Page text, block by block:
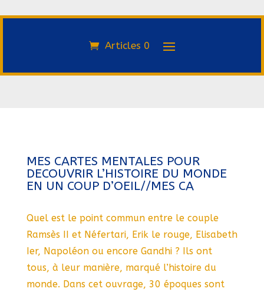
Articles 0
MES CARTES MENTALES POUR
DECOUVRIR L’HISTOIRE DU MONDE
EN UN COUP D’OEIL//MES CA
Quel est le point commun entre le couple
Ramsès II et Néfertari, Erik le rouge, Elisabeth
Ier, Napoléon ou encore Gandhi ? Ils ont
tous, à leur manière, marqué l’histoire du
monde. Dans cet ouvrage, 30 époques sont